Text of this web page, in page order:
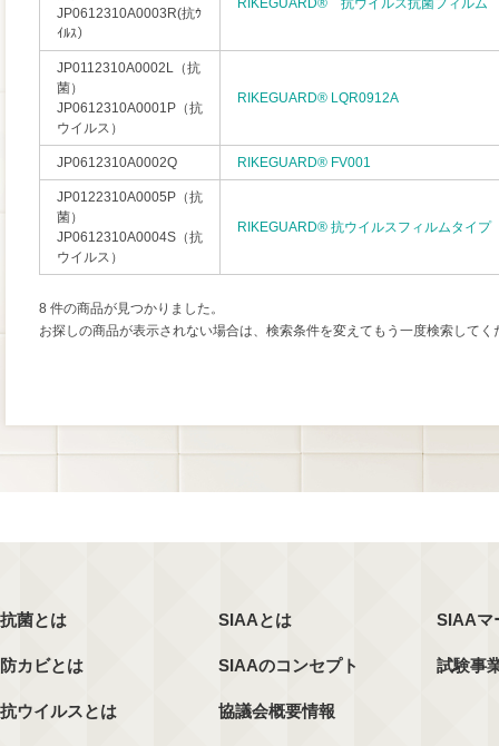
JP0612310A0003R(抗ｳ
ｲﾙｽ）
RIKEGUARD® 抗ウイルス抗菌フィルム
JP0112310A0002L（抗
菌）
JP0612310A0001P（抗
ウイルス）
RIKEGUARD® LQR0912A
JP0612310A0002Q RIKEGUARD® FV001
JP0122310A0005P（抗
菌）
JP0612310A0004S（抗
ウイルス）
RIKEGUARD® 抗ウイルスフィルムタイプ
8 件の商品が見つかりました。
お探しの商品が表示されない場合は、検索条件を変えてもう一度検索してく
抗菌とは
防カビとは
抗ウイルスとは
SIAAとは
SIAAのコンセプト
協議会概要情報
SIAAマ
試験事